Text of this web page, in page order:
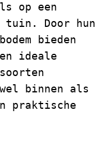
op een
Door hun
bieden
ideale
binnen als
praktische